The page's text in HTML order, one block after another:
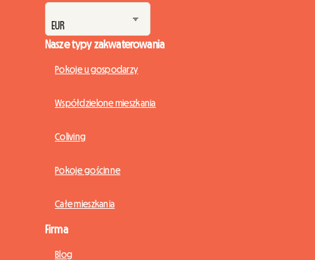
Nasze typy zakwaterowania
Pokoje u gospodarzy
Współdzielone mieszkania
Coliving
Pokoje gościnne
Całe mieszkania
Firma
Blog